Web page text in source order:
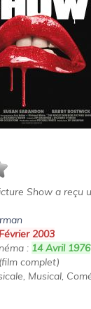
Show a reçu
2003
: 14 Avril 1976
complet)
Musical,